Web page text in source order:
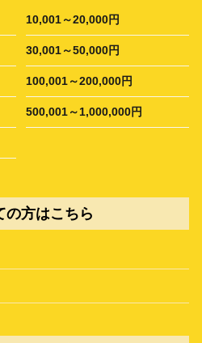
10,001～20,000円
30,001～50,000円
100,001～200,000円
500,001～1,000,000円
の方はこちら